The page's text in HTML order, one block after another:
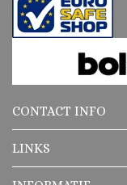
CONTACT INFO
LINKS